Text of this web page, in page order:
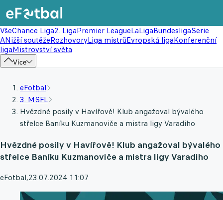
VšeChance Liga2. LigaPremier LeagueLaLigaBundesligaSerie
ANižší soutěžeRozhovoryLiga mistrůEvropská ligaKonferenční
ligaMistrovství světa
Více
eFotbal
3. MSFL
Hvězdné posily v Havířově! Klub angažoval bývalého
střelce Baníku Kuzmanoviče a mistra ligy Varadiho
Hvězdné posily v Havířově! Klub angažoval bývalého
střelce Baníku Kuzmanoviče a mistra ligy Varadiho
eFotbal,23.07.2024 11:07